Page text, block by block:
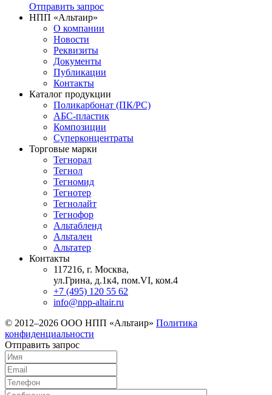
Отправить запрос
НПП «Альтаир»
О компании
Новости
Реквизиты
Документы
Публикации
Контакты
Каталог продукции
Поликарбонат (ПК/PC)
АБС-пластик
Композиции
Суперконцентраты
Торговые марки
Тегнорал
Тегнол
Тегномид
Тегнотер
Тегнолайт
Тегнофор
Альтабленд
Альтален
Альтатер
Контакты
117216, г. Москва,
ул.Грина, д.1к4, пом.VI, ком.4
+7 (495) 120 55 62
info@npp-altair.ru
© 2012–2026 ООО НПП «Альтаир» Политика
конфиденциальности
Отправить запрос